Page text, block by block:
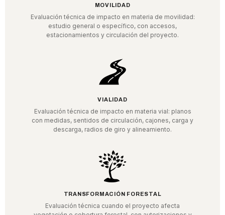
MOVILIDAD
Evaluación técnica de impacto en materia de movilidad:
estudio general o específico, con accesos,
estacionamientos y circulación del proyecto.
VIALIDAD
Evaluación técnica de impacto en materia vial: planos
con medidas, sentidos de circulación, cajones, carga y
descarga, radios de giro y alineamiento.
TRANSFORMACIÓN FORESTAL
Evaluación técnica cuando el proyecto afecta